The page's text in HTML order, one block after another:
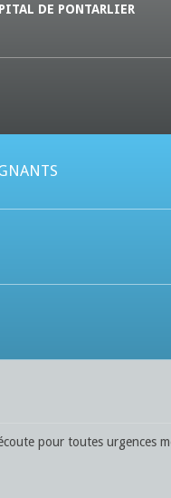
DE PONTARLIER
pour toutes urgences